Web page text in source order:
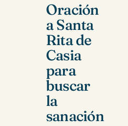
Oración
a Santa
Rita de
Casia
para
buscar
la
sanación